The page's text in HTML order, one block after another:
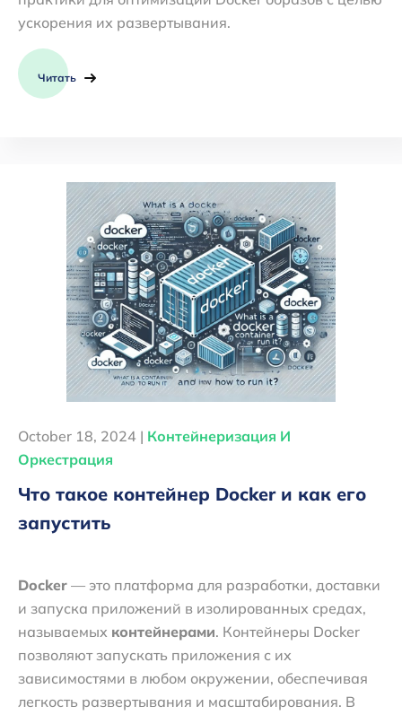
ускорения их развертывания.
Читать
October 18, 2024 | Контейнеризация И
Оркестрация
Что такое контейнер Docker и как его
запустить
Docker — это платформа для разработки, доставки
и запуска приложений в изолированных средах,
называемых контейнерами. Контейнеры Docker
позволяют запускать приложения с их
зависимостями в любом окружении, обеспечивая
легкость развертывания и масштабирования. В